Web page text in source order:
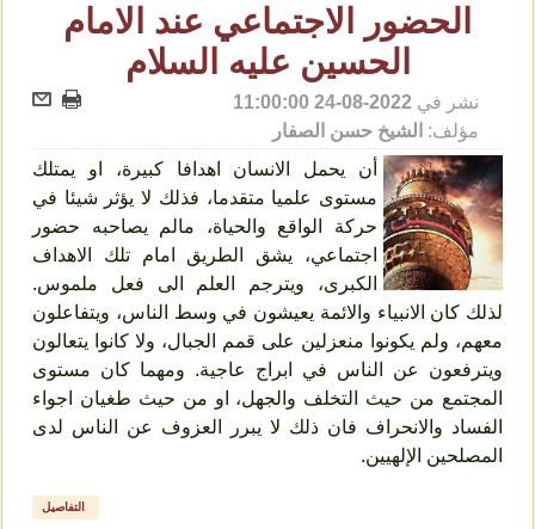
الحضور الاجتماعي عند الامام
الحسين عليه السلام
نشر في 2022-08-24 11:00:00
مؤلف: الشيخ حسن الصفار
أن يحمل الانسان اهدافا كبيرة، او يمتلك
مستوى علميا متقدما، فذلك لا يؤثر شيئا في
حركة الواقع والحياة، مالم يصاحبه حضور
اجتماعي، يشق الطريق امام تلك الاهداف
الكبرى، ويترجم العلم الى فعل ملموس.
لذلك كان الانبياء والائمة يعيشون في وسط الناس، ويتفاعلون
معهم، ولم يكونوا منعزلين على قمم الجبال، ولا كانوا يتعالون
ويترفعون عن الناس في ابراج عاجية. ومهما كان مستوى
المجتمع من حيث التخلف والجهل، او من حيث طغيان اجواء
الفساد والانحراف فان ذلك لا يبرر العزوف عن الناس لدى
المصلحين الإلهيين.
التفاصيل